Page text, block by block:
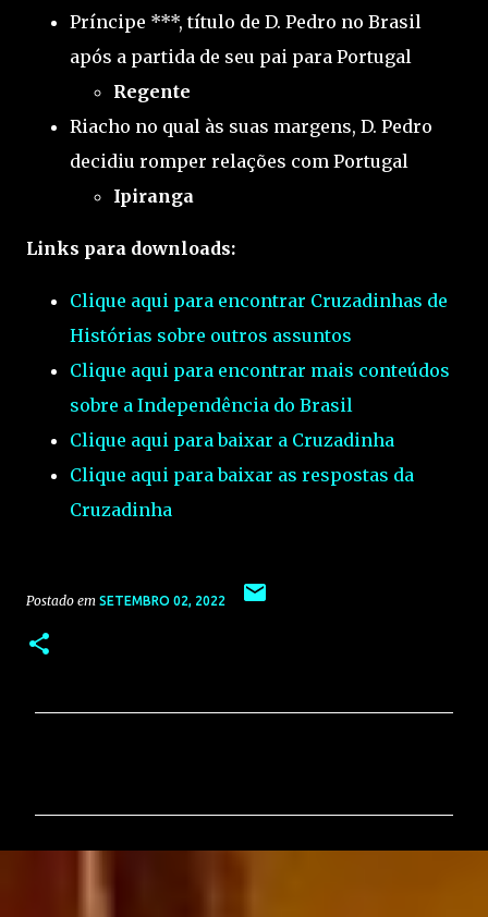
Príncipe ***, título de D. Pedro no Brasil
após a partida de seu pai para Portugal
Regente
Riacho no qual às suas margens, D. Pedro
decidiu romper relações com Portugal
Ipiranga
Links para downloads:
Clique aqui para encontrar Cruzadinhas de
Histórias sobre outros assuntos
Clique aqui para encontrar mais conteúdos
sobre a Independência do Brasil
Clique aqui para baixar a Cruzadinha
Clique aqui para baixar as respostas da
Cruzadinha
Postado em SETEMBRO 02, 2022